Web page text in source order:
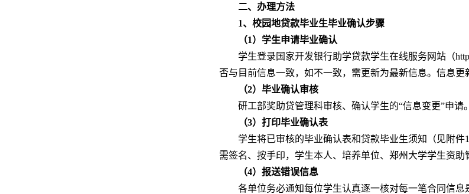
二、办理方法
1、校园地贷款毕业生毕业确认步骤
（1）学生申请毕业确认
学生登录国家开发银行助学贷款学生在线服务网站（
否与目前信息一致，如不一致，需更新为最新信息。信息更
（2）毕业确认审核
研工部奖助贷管理科审核、确认学生的“信息变更”申请。
（3）打印毕业确认表
学生将已审核的毕业确认表和贷款毕业生须知（见附
需签名、按手印，学生本人、培养单位、郑州大学学生资助
（4）报送错误信息
各单位务必通知每位学生认真逐一核对每一笔合同信